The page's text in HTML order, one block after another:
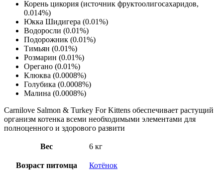
Корень цикория (источник фруктоолигосахаридов,
0.014%)
Юкка Шидигера (0.01%)
Водоросли (0.01%)
Подорожник (0.01%)
Тимьян (0.01%)
Розмарин (0.01%)
Орегано (0.01%)
Клюква (0.0008%)
Голубика (0.0008%)
Малина (0.0008%)
Carnilove Salmon & Turkey For Kittens обеспечивает растущий
организм котенка всеми необходимыми элементами для
полноценного и здорового развити
Вес 6 кг
Возраст питомца Котёнок